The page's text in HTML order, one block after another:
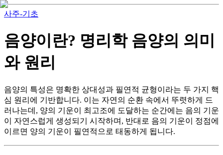
사주-기초
음양이란? 명리학 음양의 의미
와 원리
음양의 특성은 명확한 상대성과 필연적 균형이라는 두 가지 핵
심 원리에 기반합니다. 이는 자연의 순환 속에서 뚜렷하게 드
러나는데, 양의 기운이 최고조에 도달하는 순간에는 음의 기운
이 자연스럽게 생성되기 시작하며, 반대로 음의 기운이 정점에
이르면 양의 기운이 필연적으로 태동하게 됩니다.